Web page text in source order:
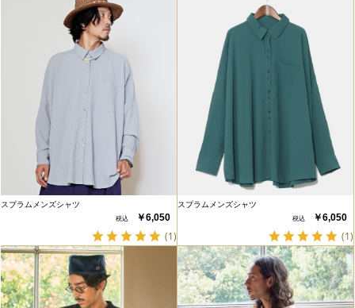
スプラムメンズシャツ
￥6,050
(1)
スプラムメンズシャツ
￥6,050
(1)